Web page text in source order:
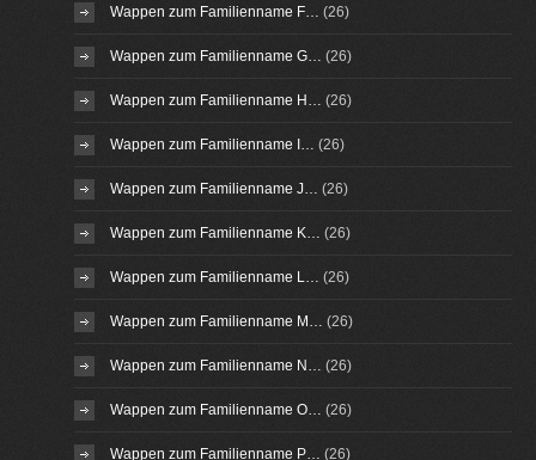
Wappen zum Familienname F… (26)
Wappen zum Familienname G… (26)
Wappen zum Familienname H… (26)
Wappen zum Familienname I… (26)
Wappen zum Familienname J… (26)
Wappen zum Familienname K… (26)
Wappen zum Familienname L… (26)
Wappen zum Familienname M… (26)
Wappen zum Familienname N… (26)
Wappen zum Familienname O… (26)
Wappen zum Familienname P… (26)